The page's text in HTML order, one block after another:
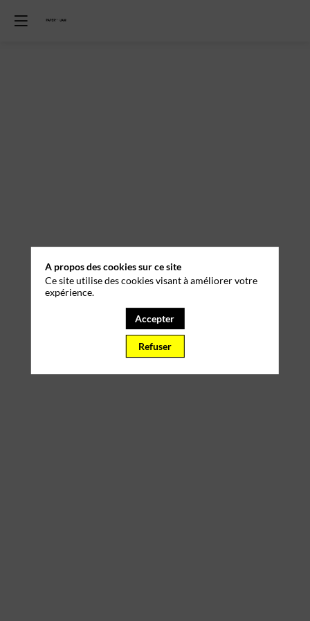
A propos des cookies sur ce site
Ce site utilise des cookies visant à améliorer votre
expérience.
Accepter
Refuser